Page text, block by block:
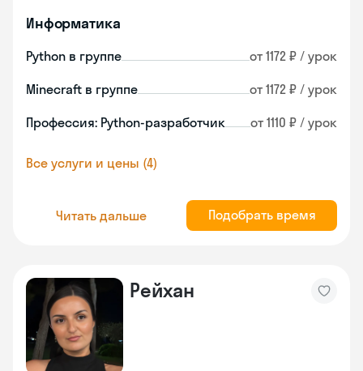
Информатика
Python в группе от 1172 ₽ / урок
Minecraft в группе от 1172 ₽ / урок
Профессия: Python-разработчик от 1110 ₽ / урок
Все услуги и цены (4)
Читать дальше Подобрать время
Рейхан